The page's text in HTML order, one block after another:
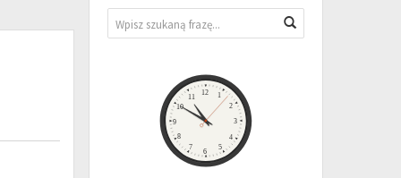
Wyszukiwarka
1
2
3
4
5
6
7
8
9
10
11
12